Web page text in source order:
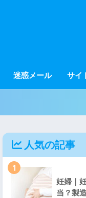
迷惑メール サイ
人気の記事
1
妊婦｜
当？製